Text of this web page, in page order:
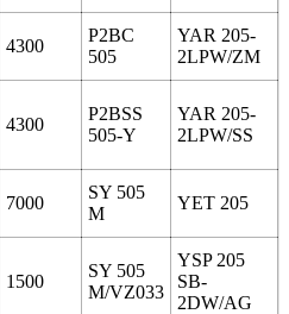
4300
P2BC
505
YAR 205-
2LPW/ZM
4300
P2BSS
505-Y
YAR 205-
2LPW/SS
7000
SY 505
M
YET 205
1500
SY 505
M/VZ033
YSP 205
SB-
2DW/AG